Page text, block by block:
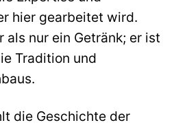
hier gearbeitet wird.
als nur ein Getränk; er ist
Tradition und
die Geschichte der